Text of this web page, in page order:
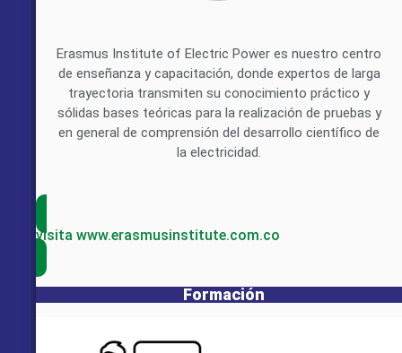
Erasmus Institute of Electric Power es nuestro centro
de enseñanza y capacitación, donde expertos de larga
trayectoria transmiten su conocimiento práctico y
sólidas bases teóricas para la realización de pruebas y
en general de comprensión del desarrollo científico de
la electricidad.
visita www.erasmusinstitute.com.co
Formación